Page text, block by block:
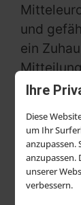
Ihre
Diese
um Ihr
anzupassen.
anzupassen.
unserer
verbessern.
und
ein
das
stehen